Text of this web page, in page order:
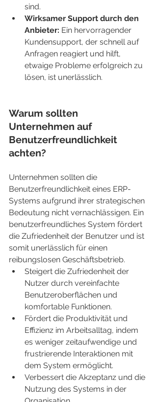
sind.
Wirksamer Support durch den
Anbieter: Ein hervorragender
Kundensupport, der schnell auf
Anfragen reagiert und hilft,
etwaige Probleme erfolgreich zu
lösen, ist unerlässlich.
Warum sollten
Unternehmen auf
Benutzerfreundlichkeit
achten?
Unternehmen sollten die
Benutzerfreundlichkeit eines ERP-
Systems aufgrund ihrer strategischen
Bedeutung nicht vernachlässigen. Ein
benutzerfreundliches System fördert
die Zufriedenheit der Benutzer und ist
somit unerlässlich für einen
reibungslosen Geschäftsbetrieb.
Steigert die Zufriedenheit der
Nutzer durch vereinfachte
Benutzeroberflächen und
komfortable Funktionen.
Fördert die Produktivität und
Effizienz im Arbeitsalltag, indem
es weniger zeitaufwendige und
frustrierende Interaktionen mit
dem System ermöglicht.
Verbessert die Akzeptanz und die
Nutzung des Systems in der